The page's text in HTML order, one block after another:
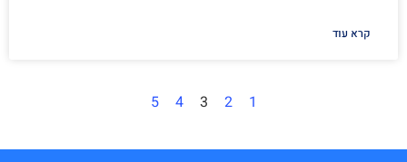
קרא עוד
1
2
3
4
5